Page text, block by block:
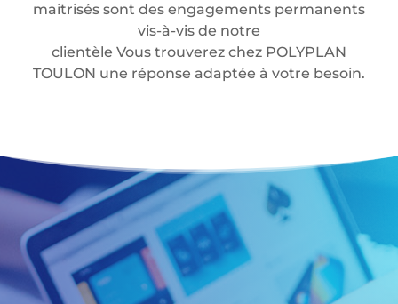
maitrisés sont des engagements permanents
vis-à-vis de notre
clientèle Vous trouverez chez POLYPLAN
TOULON une réponse adaptée à votre besoin.